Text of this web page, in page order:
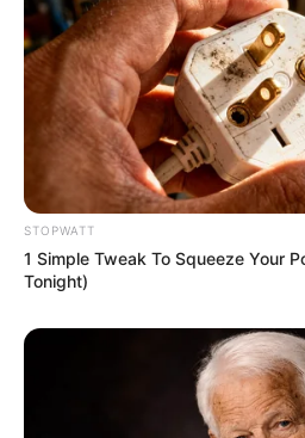
เจาะลึก ดูดวง 12 ราศี ประจำเดือนธั
บัญชร
20 พ.ย. 2019
STOPWATT
1 Simple Tweak To Squeeze Your
Tonight)